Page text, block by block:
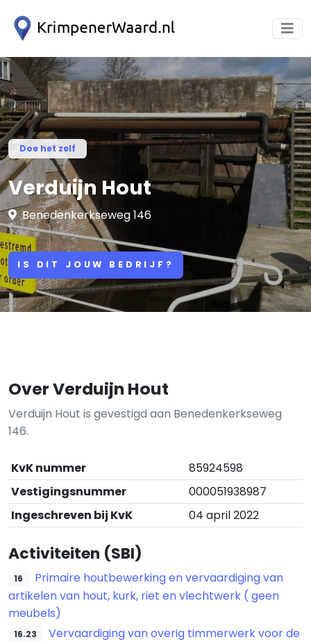
Doe het zelf
Verduijn Hout
Benedenkerkseweg 146
IS DIT JOUW BEDRIJF?
Over Verduijn Hout
Verduijn Hout is gevestigd aan Benedenkerkseweg
146.
KvK nummer
85924598
Vestigingsnummer
000051938987
Ingeschreven bij KvK
04 april 2022
Activiteiten (SBI)
16
Primaire houtbewerking en vervaardiging van
artikelen van hout, kurk, riet en vlechtwerk ( geen
meubels)
16.23
Vervaardiging van overig timmerwerk voor de